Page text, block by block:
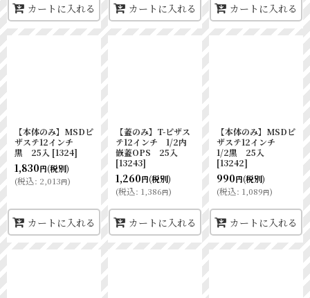
カートに入れる カートに入れる カートに入れる
【本体のみ】MSDピ
ザステ12インチ
黒 25入 [1324]
1,830円(税別)
(税込: 2,013円)
カートに入れる
【蓋のみ】T-ピザス
テ12インチ 1/2内
嵌蓋OPS 25入
[13243]
1,260円(税別)
(税込: 1,386円)
カートに入れる
【本体のみ】MSDピ
ザステ12インチ
1/2黒 25入
[13242]
990円(税別)
(税込: 1,089円)
カートに入れる